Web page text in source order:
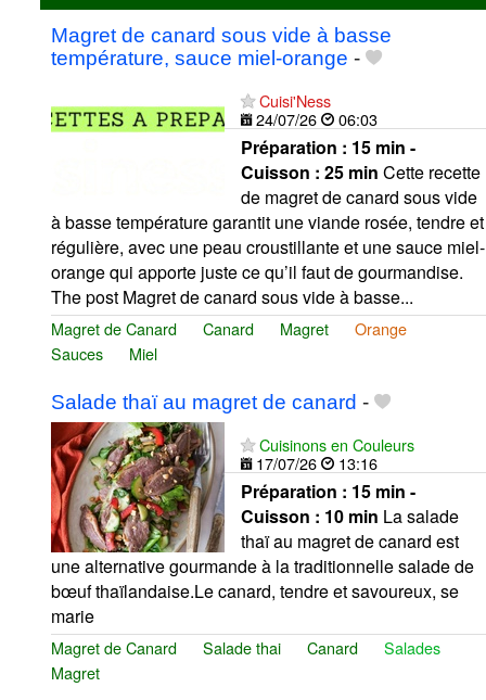
Magret de canard sous vide à basse
température, sauce miel-orange -
Cuisi'Ness
24/07/26
06:03
Préparation : 15 min -
Cuisson : 25 min Cette recette
de magret de canard sous vide
à basse température garantit une viande rosée, tendre et
régulière, avec une peau croustillante et une sauce miel-
orange qui apporte juste ce qu’il faut de gourmandise.
The post Magret de canard sous vide à basse...
Magret de Canard Canard Magret
Orange
Sauces
Miel
Salade thaï au magret de canard -
Cuisinons en Couleurs
17/07/26
13:16
Préparation : 15 min -
Cuisson : 10 min La salade
thaï au magret de canard est
une alternative gourmande à la traditionnelle salade de
bœuf thaïlandaise.Le canard, tendre et savoureux, se
marie
Magret de Canard Salade thai Canard
Salades
Magret